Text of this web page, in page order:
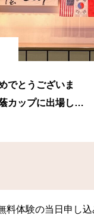
でとうございま
カップに出場しま
応えを感じ、今年
料体験の当日申し